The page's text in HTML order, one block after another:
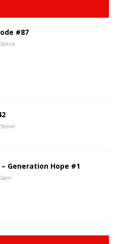
#87
Steve
Steve
Generation Hope #1
Sam